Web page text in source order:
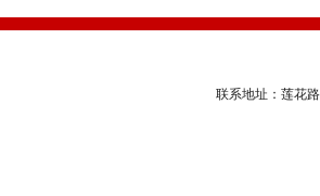
联系地址：莲花